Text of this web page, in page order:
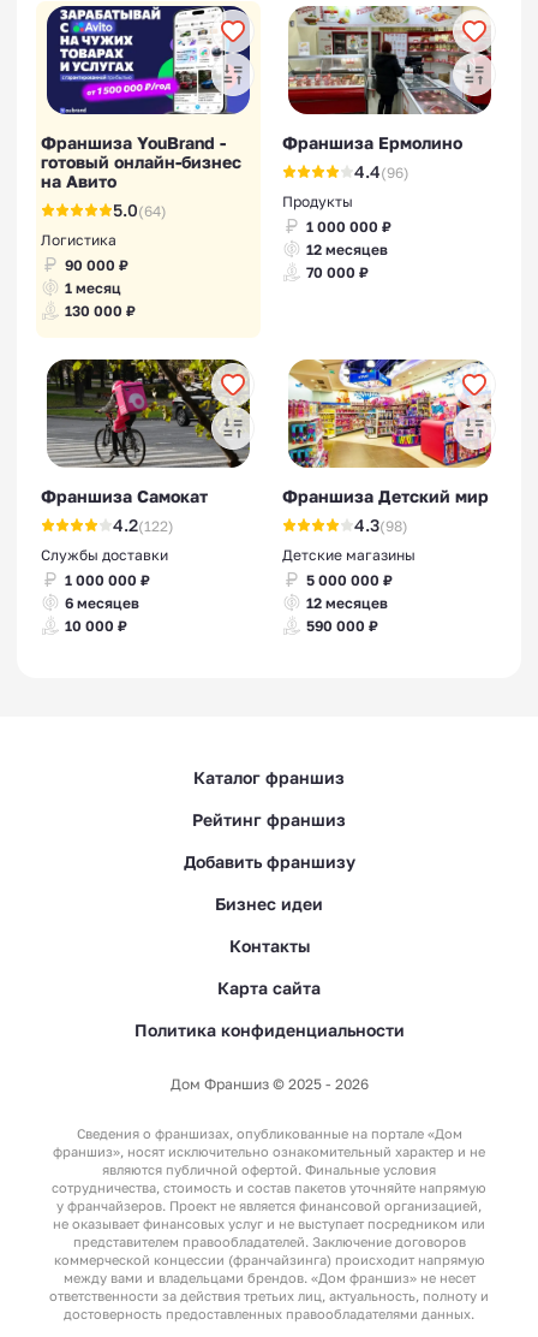
Франшиза YouBrand -
готовый онлайн-бизнес
на Авито
5.0(64)
Логистика
90 000 ₽
1 месяц
130 000 ₽
Франшиза Ермолино
4.4(96)
Продукты
1 000 000 ₽
12 месяцев
70 000 ₽
Франшиза Самокат
4.2(122)
Службы доставки
1 000 000 ₽
6 месяцев
10 000 ₽
Франшиза Детский мир
4.3(98)
Детские магазины
5 000 000 ₽
12 месяцев
590 000 ₽
Каталог франшиз
Рейтинг франшиз
Добавить франшизу
Бизнес идеи
Контакты
Карта сайта
Политика конфиденциальности
Дом Франшиз © 2025 - 2026